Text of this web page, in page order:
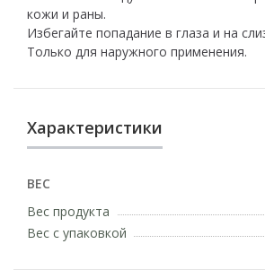
кожи и раны.
Избегайте попадание в глаза и на
Только для наружного применения.
Характеристики
ВЕС
Вес продукта
Вес с упаковкой